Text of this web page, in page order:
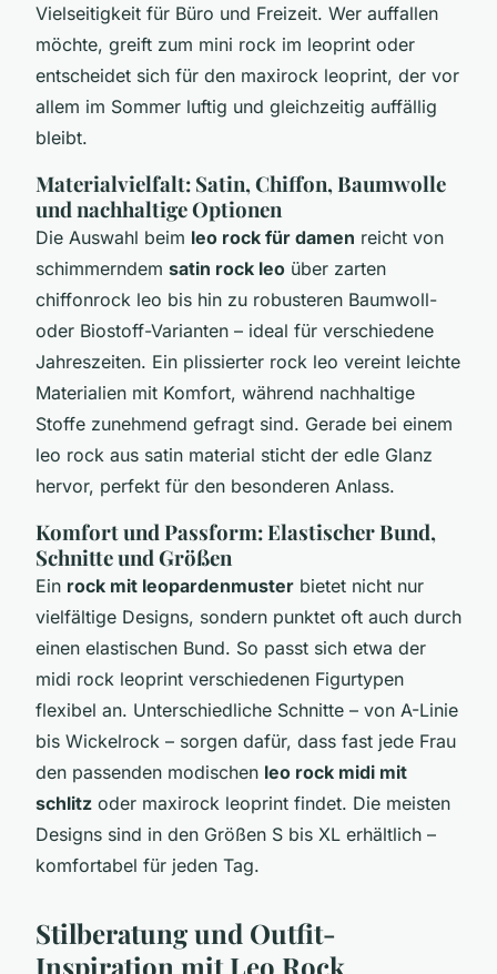
Vielseitigkeit für Büro und Freizeit. Wer auffallen
möchte, greift zum mini rock im leoprint oder
entscheidet sich für den maxirock leoprint, der vor
allem im Sommer luftig und gleichzeitig auffällig
bleibt.
Materialvielfalt: Satin, Chiffon, Baumwolle
und nachhaltige Optionen
Die Auswahl beim leo rock für damen reicht von
schimmerndem satin rock leo über zarten
chiffonrock leo bis hin zu robusteren Baumwoll-
oder Biostoff-Varianten – ideal für verschiedene
Jahreszeiten. Ein plissierter rock leo vereint leichte
Materialien mit Komfort, während nachhaltige
Stoffe zunehmend gefragt sind. Gerade bei einem
leo rock aus satin material sticht der edle Glanz
hervor, perfekt für den besonderen Anlass.
Komfort und Passform: Elastischer Bund,
Schnitte und Größen
Ein rock mit leopardenmuster bietet nicht nur
vielfältige Designs, sondern punktet oft auch durch
einen elastischen Bund. So passt sich etwa der
midi rock leoprint verschiedenen Figurtypen
flexibel an. Unterschiedliche Schnitte – von A-Linie
bis Wickelrock – sorgen dafür, dass fast jede Frau
den passenden modischen leo rock midi mit
schlitz oder maxirock leoprint findet. Die meisten
Designs sind in den Größen S bis XL erhältlich –
komfortabel für jeden Tag.
Stilberatung und Outfit-
Inspiration mit Leo Rock